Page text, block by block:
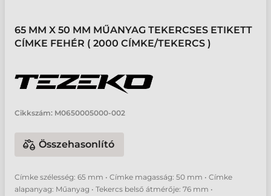
65 MM X 50 MM MŰANYAG TEKERCSES ETIKETT
CÍMKE FEHÉR ( 2000 CÍMKE/TEKERCS )
Cikkszám: M0650005000-002
Összehasonlító
Címke szélesség: 65 mm • Címke magasság: 50 mm • Címke
alapanyag: Műanyag • Tekercs belső átmérője: 76 mm •